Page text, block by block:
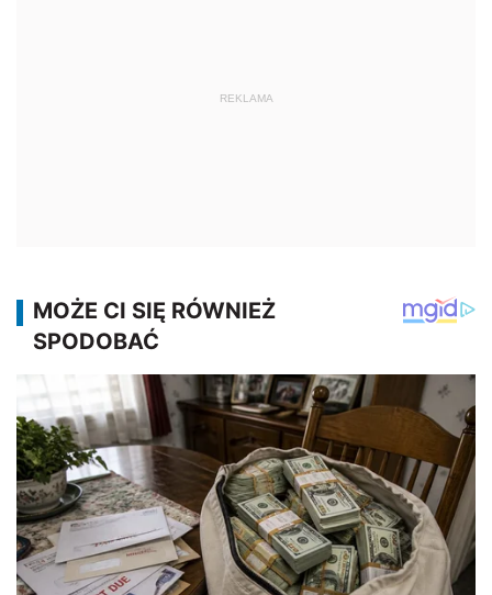
REKLAMA